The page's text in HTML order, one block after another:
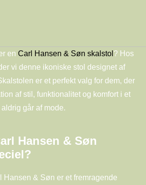
en Carl Hansen & Søn skalstol ? Hos
vi denne ikoniske stol designet af
er et perfekt valg for dem, der
af stil, funktionalitet og komfort i et
går af mode.
Hansen & Søn
Hansen & Søn er et fremragende